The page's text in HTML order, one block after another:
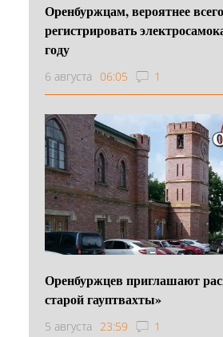
Оренбуржцам, вероятнее
регистрировать
году
6 августа 06:05 1
Оренбуржцев приглашают
старой гауптвахты»
5 августа 23:59 1